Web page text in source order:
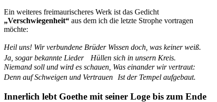
Ein weiteres freimaurischeres Werk ist das Gedicht
„Verschwiegenheit“ aus dem ich die letzte Strophe vortragen
möchte:
Heil uns! Wir verbundene Brüder Wissen doch, was keiner weiß.
Ja, sogar bekannte Lieder Hüllen sich in unsern Kreis.
Niemand soll und wird es schauen, Was einander wir vertraut:
Denn auf Schweigen und Vertrauen Ist der Tempel aufgebaut.
Innerlich lebt Goethe mit seiner Loge bis zum Ende